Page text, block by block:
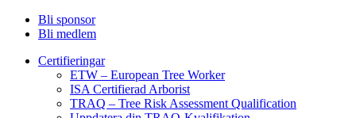
Bli sponsor
Bli medlem
Certifieringar
ETW – European Tree Worker
ISA Certifierad Arborist
TRAQ – Tree Risk Assessment Qualification